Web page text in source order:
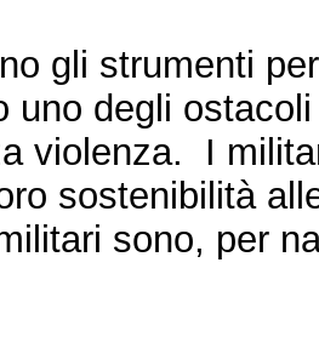
gli strumenti
uno degli
violenza.
I
sostenibilità
sono, per